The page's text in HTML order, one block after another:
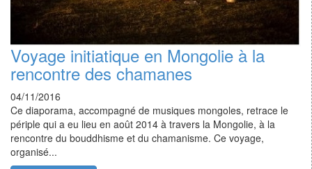
Voyage initiatique en Mongolie à la
rencontre des chamanes
04/11/2016
Ce diaporama, accompagné de musiques mongoles, retrace le
périple qui a eu lieu en août 2014 à travers la Mongolie, à la
rencontre du bouddhisme et du chamanisme. Ce voyage,
organisé...